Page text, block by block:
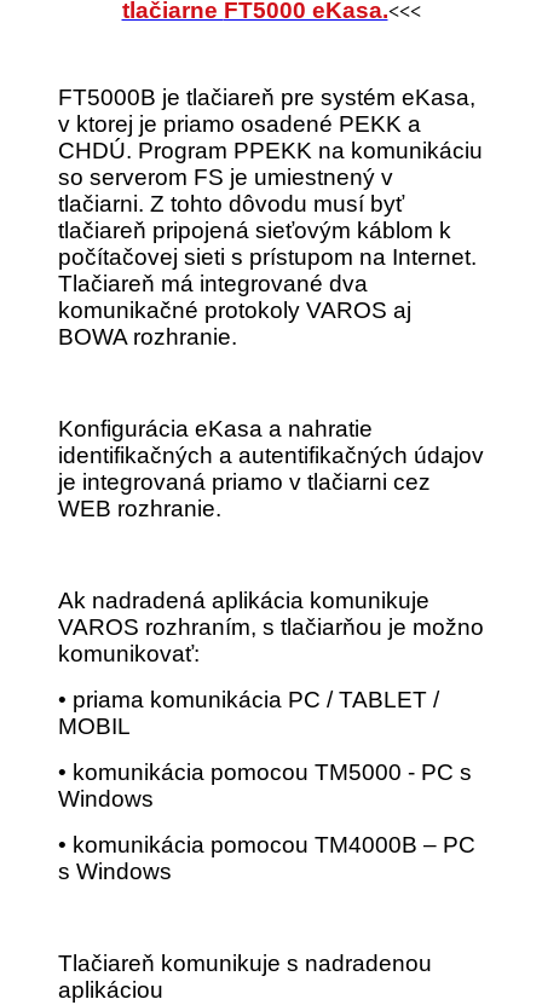
tlačiarne FT5000 eKasa.<<<
FT5000B je tlačiareň pre systém eKasa,
v ktorej je priamo osadené PEKK a
CHDÚ. Program PPEKK na komunikáciu
so serverom FS je umiestnený v
tlačiarni. Z tohto dôvodu musí byť
tlačiareň pripojená sieťovým káblom k
počítačovej sieti s prístupom na Internet.
Tlačiareň má integrované dva
komunikačné protokoly VAROS aj
BOWA rozhranie.
Konfigurácia eKasa a nahratie
identifikačných a autentifikačných údajov
je integrovaná priamo v tlačiarni cez
WEB rozhranie.
Ak nadradená aplikácia komunikuje
VAROS rozhraním, s tlačiarňou je možno
komunikovať:
• priama komunikácia PC / TABLET /
MOBIL
• komunikácia pomocou TM5000 - PC s
Windows
• komunikácia pomocou TM4000B – PC
s Windows
Tlačiareň komunikuje s nadradenou
aplikáciou